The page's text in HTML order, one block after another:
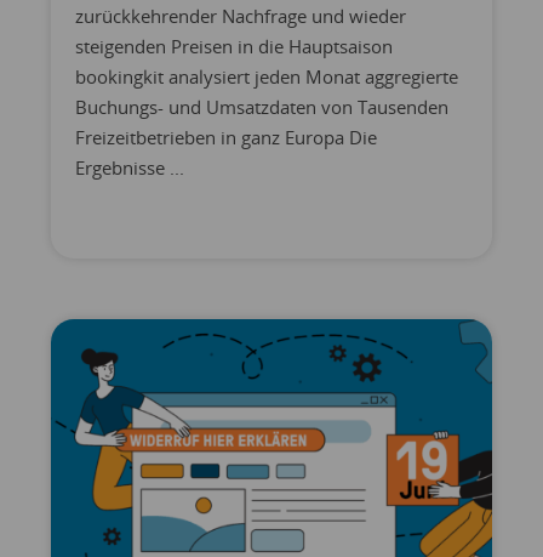
zurückkehrender Nachfrage und wieder
steigenden Preisen in die Hauptsaison
bookingkit analysiert jeden Monat aggregierte
Buchungs- und Umsatzdaten von Tausenden
Freizeitbetrieben in ganz Europa Die
Ergebnisse ...